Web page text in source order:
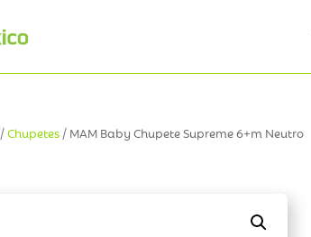
/Chupetes / MAM Baby Chupete Supreme 6+m Neutro